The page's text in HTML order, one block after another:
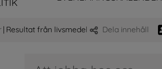
| Resultat från livsmedelskontrollenDela innehåll